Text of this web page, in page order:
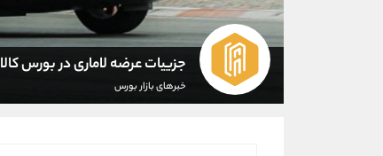
جزییات عرضه لاماری در بورس کالا
خبرهای بازار بورس